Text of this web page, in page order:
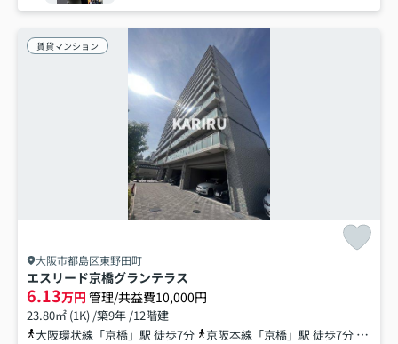
賃貸マンション
大阪市都島区東野田町
エスリード京橋グランテラス
6.13万円 管理/共益費10,000円
23.80㎡ (1K) /築9年 /12階建
大阪環状線「京橋」駅 徒歩7分
京阪本線「京橋」駅 徒歩7分 地下